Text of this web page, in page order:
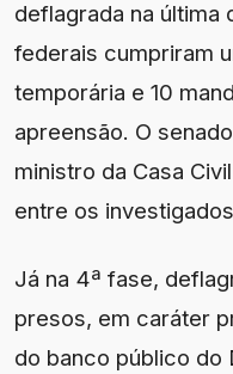
deflagrada na última
federais cumpriram
temporária e 10
apreensão. O
ministro da Casa
entre os
Já na 4ª fase,
presos, em caráter
do banco público do